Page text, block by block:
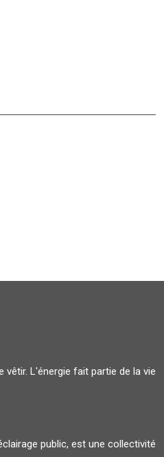
L'énergie fait partie de la vie
public, est une collectivité